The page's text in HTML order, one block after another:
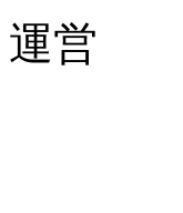
運営
潜水
潜